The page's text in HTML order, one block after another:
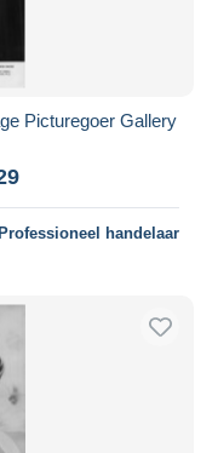
Picturegoer Gallery
Professioneel handelaar